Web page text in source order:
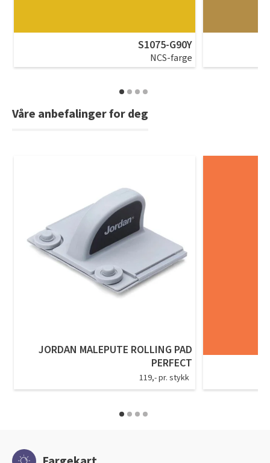
S1075-G90Y
NCS-farge
Våre anbefalinger for deg
JORDAN MALEPUTE ROLLING PAD
PERFECT
119,- pr. stykk